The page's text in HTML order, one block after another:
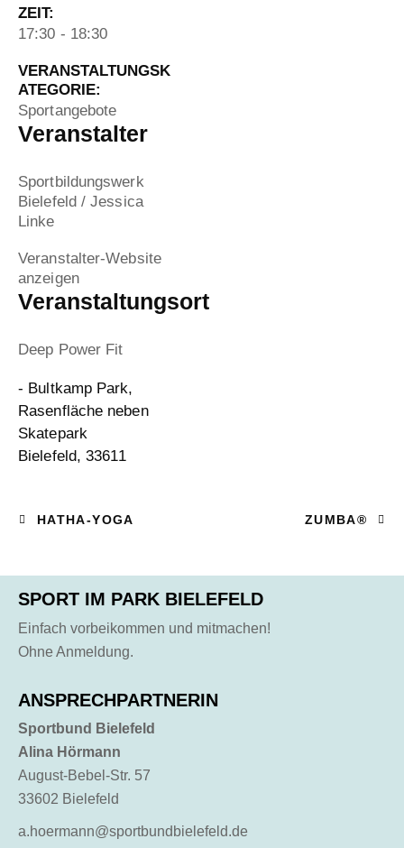
ZEIT:
17:30 - 18:30
VERANSTALTUNGSK
ATEGORIE:
Sportangebote
Veranstaltungsort
Deep Power Fit
- Bultkamp Park,
Rasenfläche neben
Skatepark
Bielefeld, 33611
Veranstalter
Sportbildungswerk
Bielefeld / Jessica
Linke
Veranstalter-Website
anzeigen
HATHA-YOGA ZUMBA®
SPORT IM PARK BIELEFELD
Einfach vorbeikommen und mitmachen!
Ohne Anmeldung.
ANSPRECHPARTNERIN
Sportbund Bielefeld
Alina Hörmann
August-Bebel-Str. 57
33602 Bielefeld
a.hoermann@sportbundbielefeld.de